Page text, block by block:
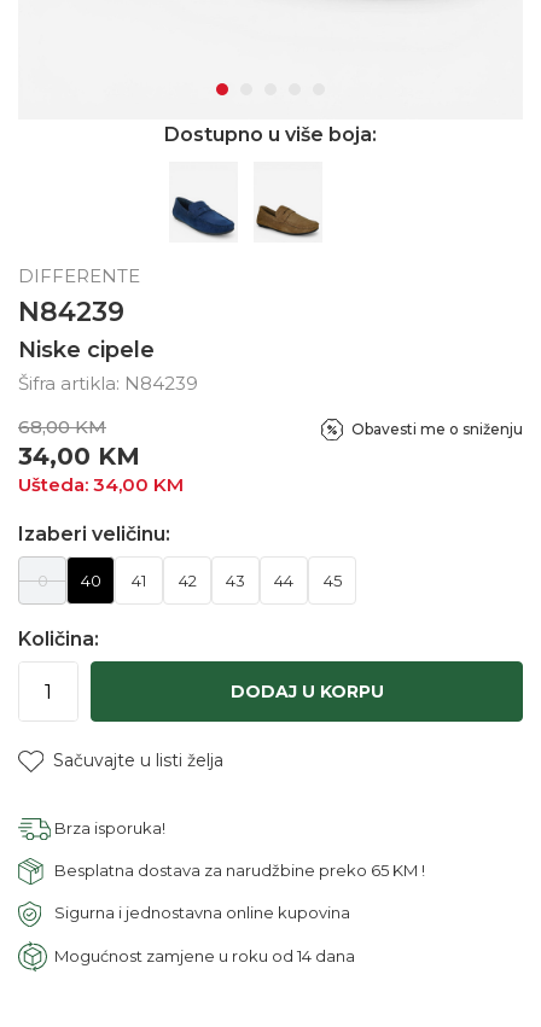
Dostupno u više boja:
DIFFERENTE
N84239
Niske cipele
Šifra artikla: N84239
68,00 KM
34,00 KM
Ušteda: 34,00 KM
Obavesti me o sniženju
Izaberi veličinu:
0 40 41 42 43 44 45
Količina:
DODAJ U KORPU
Sačuvajte u listi želja
Brza isporuka!
Besplatna dostava za narudžbine preko 65 KM !
Sigurna i jednostavna online kupovina
Mogućnost zamjene u roku od 14 dana